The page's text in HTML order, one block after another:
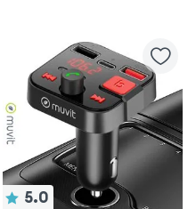
5.0